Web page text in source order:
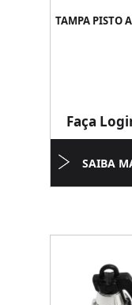
TAMPA PISTO
Faça
SAIBA